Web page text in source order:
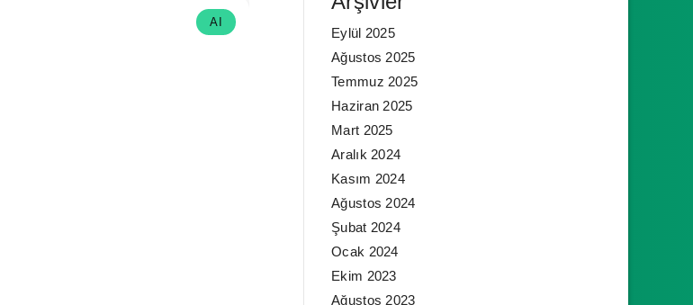
AI
Eylül 2025
Ağustos 2025
Temmuz 2025
Haziran 2025
Mart 2025
Aralık 2024
Kasım 2024
Ağustos 2024
Şubat 2024
Ocak 2024
Ekim 2023
Ağustos 2023